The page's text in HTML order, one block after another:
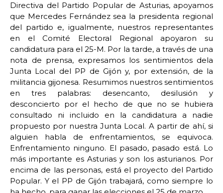
Directiva del Partido Popular de Asturias, apoyamos
que Mercedes Fernández sea la presidenta regional
del partido e, igualmente, nuestros representantes
en el Comité Electoral Regional apoyaron su
candidatura para el 25-M. Por la tarde, a través de una
nota de prensa, expresamos los sentimientos dela
Junta Local del PP de Gijón y, por extensión, de la
militancia gijonesa. Resumimos nuestros sentimientos
en tres palabras: desencanto, desilusión y
desconcierto por el hecho de que no se hubiera
consultado ni incluido en la candidatura a nadie
propuesto por nuestra Junta Local. A partir de ahí, si
alguien habla de enfrentamientos, se equivoca.
Enfrentamiento ninguno. El pasado, pasado está. Lo
más importante es Asturias y son los asturianos. Por
encima de las personas, está el proyecto del Partido
Popular. Y el PP de Gijón trabajará, como siempre lo